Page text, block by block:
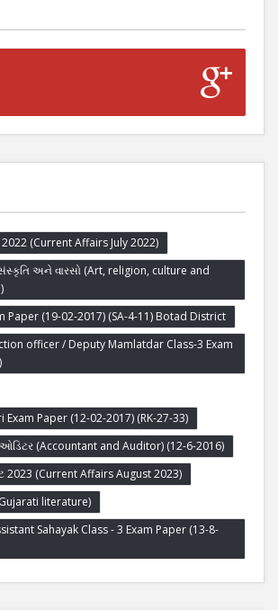
(Current Affairs July 2022)
સંસ્કૃતિ અને વારસો (Art, religion, culture and
Paper (19-02-2017) (SA-4-11) Botad District
officer / Deputy Mamlatdar Class-3 Exam
Paper (12-02-2017) (RK-27-33)
(Accountant and Auditor) (12-6-2016)
(Current Affairs August 2023)
literature)
Sahayak Class - 3 Exam Paper (13-8-